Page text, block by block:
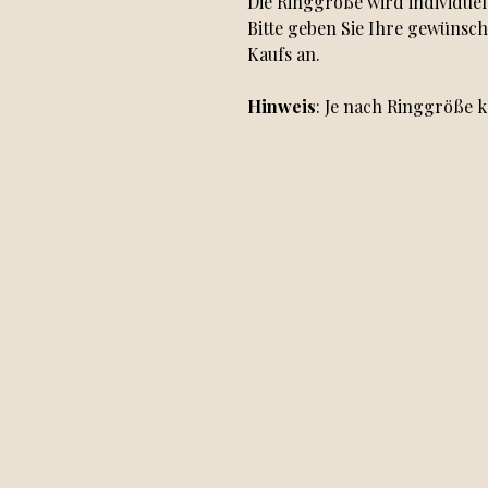
Bitte geben Sie Ihre
Kaufs an.
Hinweis: Je nach Ringgröße